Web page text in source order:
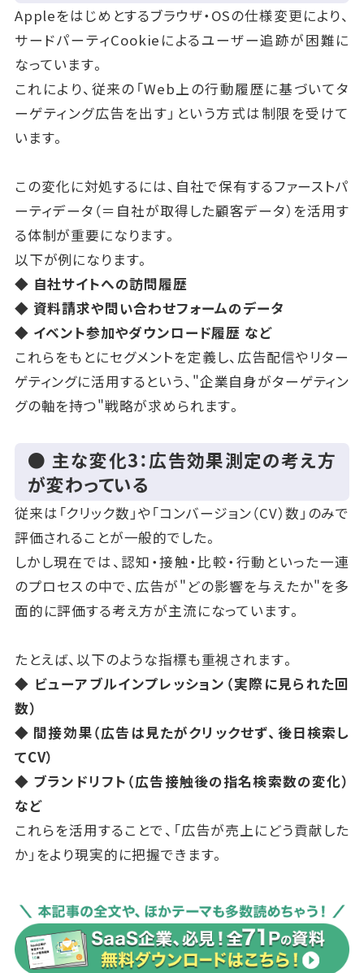
Appleをはじめとするブラウザ・OSの仕様変更により、
サードパーティCookieによるユーザー追跡が困難に
なっています。
これにより、従来の「Web上の行動履歴に基づいてタ
ーゲティング広告を出す」という方式は制限を受けて
います。
この変化に対処するには、自社で保有するファーストパ
ーティデータ（＝自社が取得した顧客データ）を活用す
る体制が重要になります。
以下が例になります。
◆ 自社サイトへの訪問履歴
◆ 資料請求や問い合わせフォームのデータ
◆ イベント参加やダウンロード履歴 など
これらをもとにセグメントを定義し、広告配信やリター
ゲティングに活用するという、"企業自身がターゲティン
グの軸を持つ"戦略が求められます。
● 主な変化3：広告効果測定の考え方
が変わっている
従来は「クリック数」や「コンバージョン（CV）数」のみで
評価されることが一般的でした。
しかし現在では、認知・接触・比較・行動といった一連
のプロセスの中で、広告が"どの影響を与えたか"を多
面的に評価する考え方が主流になっています。
たとえば、以下のような指標も重視されます。
◆ ビューアブルインプレッション（実際に見られた回
数）
◆ 間接効果（広告は見たがクリックせず、後日検索し
てCV）
◆ ブランドリフト（広告接触後の指名検索数の変化）
など
これらを活用することで、「広告が売上にどう貢献した
か」をより現実的に把握できます。